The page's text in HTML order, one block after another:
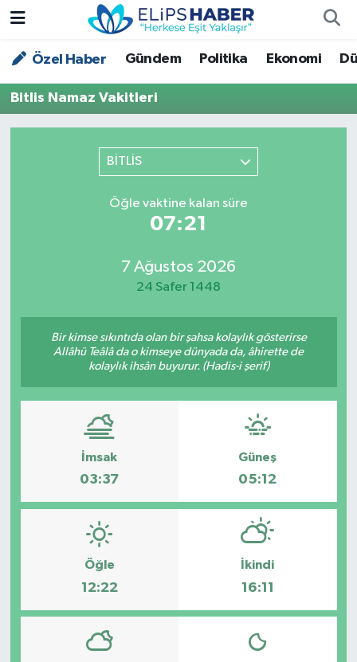
Özel Haber Gündem Politika Ekonomi
Bitlis Namaz Vakitleri
BİTLİS
Öğle vaktine kalan süre
07:20
7 Ağustos 2026
24 Safer 1448
Bir kimse sıkıntıda olan bir şahsa kolaylık gösterirse
Allâhü Teâlâ da o kimseye dünyada da, âhirette de
kolaylık ihsân buyurur. (Hadis-i şerif)
İmsak
03:37
Güneş
05:12
Öğle
12:22
İkindi
16:11
Özel Haber
Akademi
Magazin
Politika
Yaşam
Çalışma Hayatı
Kadın
Nöbetçi Eczaneler
Hava Durumu
Son Dakika Haberleri